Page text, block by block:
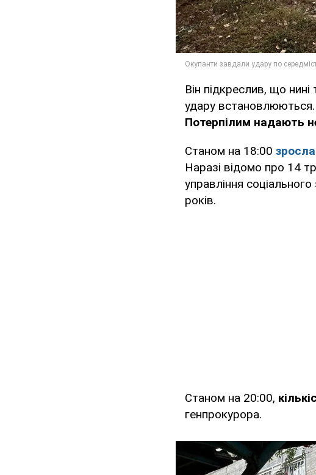
Він підкреслив, що
удару встановлюються.
Потерпілим надають
Станом на 18:00 зросла
Наразі відомо про 14
управління
років.
Станом на 20:00,
генпрокурора.